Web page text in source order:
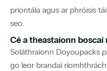
priontála agus ar phróisis
seo.
Cé a theastaíonn boscaí
Soláthraíonn Doyoupacks
go leor brandaí